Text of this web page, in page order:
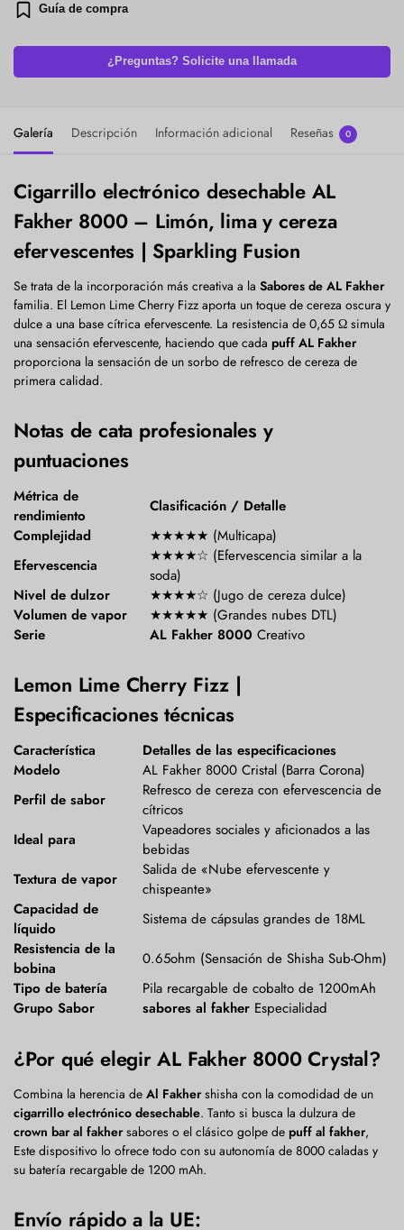
Guía de compra
¿Preguntas? Solicite una llamada
Galería Descripción Información adicional Reseñas 0
Cigarrillo electrónico desechable AL
Fakher 8000 – Limón, lima y cereza
efervescentes | Sparkling Fusion
Se trata de la incorporación más creativa a la Sabores de AL Fakher
familia. El Lemon Lime Cherry Fizz aporta un toque de cereza oscura y
dulce a una base cítrica efervescente. La resistencia de 0,65 Ω simula
una sensación efervescente, haciendo que cada puff AL Fakher
proporciona la sensación de un sorbo de refresco de cereza de
primera calidad.
Notas de cata profesionales y
puntuaciones
Métrica de
rendimiento
Clasificación / Detalle
Complejidad
★★★★★ (Multicapa)
Efervescencia
★★★★☆ (Efervescencia similar a la
soda)
Nivel de dulzor
★★★★☆ (Jugo de cereza dulce)
Volumen de vapor
★★★★★ (Grandes nubes DTL)
Serie
AL Fakher 8000 Creativo
Lemon Lime Cherry Fizz |
Especificaciones técnicas
Característica
Detalles de las especificaciones
Modelo
AL Fakher 8000 Cristal (Barra Corona)
Perfil de sabor
Refresco de cereza con efervescencia de
cítricos
Ideal para
Vapeadores sociales y aficionados a las
bebidas
Textura de vapor
Salida de «Nube efervescente y
chispeante»
Capacidad de
líquido
Sistema de cápsulas grandes de 18ML
Resistencia de la
bobina
0.65ohm (Sensación de Shisha Sub-Ohm)
Tipo de batería
Pila recargable de cobalto de 1200mAh
Grupo Sabor
sabores al fakher Especialidad
¿Por qué elegir AL Fakher 8000 Crystal?
Combina la herencia de Al Fakher shisha con la comodidad de un
cigarrillo electrónico desechable. Tanto si busca la dulzura de
crown bar al fakher sabores o el clásico golpe de puff al fakher,
Este dispositivo lo ofrece todo con su autonomía de 8000 caladas y
su batería recargable de 1200 mAh.
Envío rápido a la UE: